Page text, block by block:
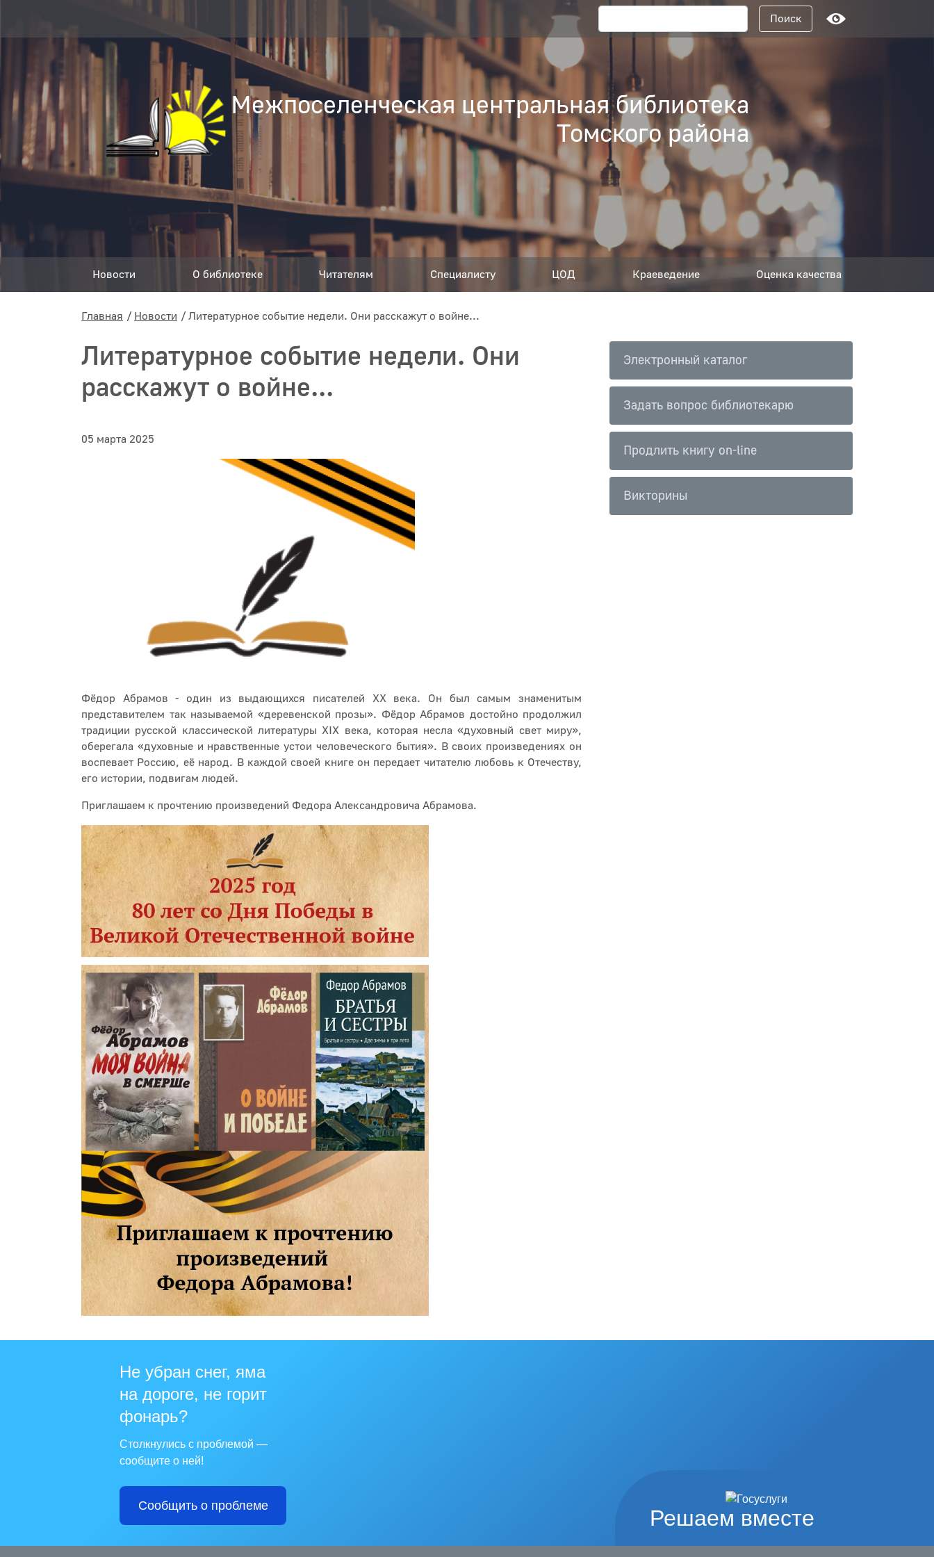
Поисковый запрос
Поиск
Межпоселенческая центральная библиотека
Томского района
Новости О библиотеке Читателям Специалисту ЦОД Краеведение Оценка качества
Главная Новости Литературное событие недели. Они расскажут о войне...
Литературное событие недели. Они
расскажут о войне...
05 марта 2025
Фёдор Абрамов - один из выдающихся писателей XX века. Он был самым знаменитым
представителем так называемой «деревенской прозы». Фёдор Абрамов достойно продолжил
традиции русской классической литературы XIX века, которая несла «духовный свет миру»,
оберегала «духовные и нравственные устои человеческого бытия». В своих произведениях он
воспевает Россию, её народ. В каждой своей книге он передает читателю любовь к Отечеству,
его истории, подвигам людей.
Приглашаем к прочтению произведений Федора Александровича Абрамова.
Электронный каталог
Задать вопрос библиотекарю
Продлить книгу on-line
Викторины
Решаем вместе
Не убран снег, яма
на дороге, не горит
фонарь?
Столкнулись с проблемой —
сообщите о ней!
Сообщить о проблеме